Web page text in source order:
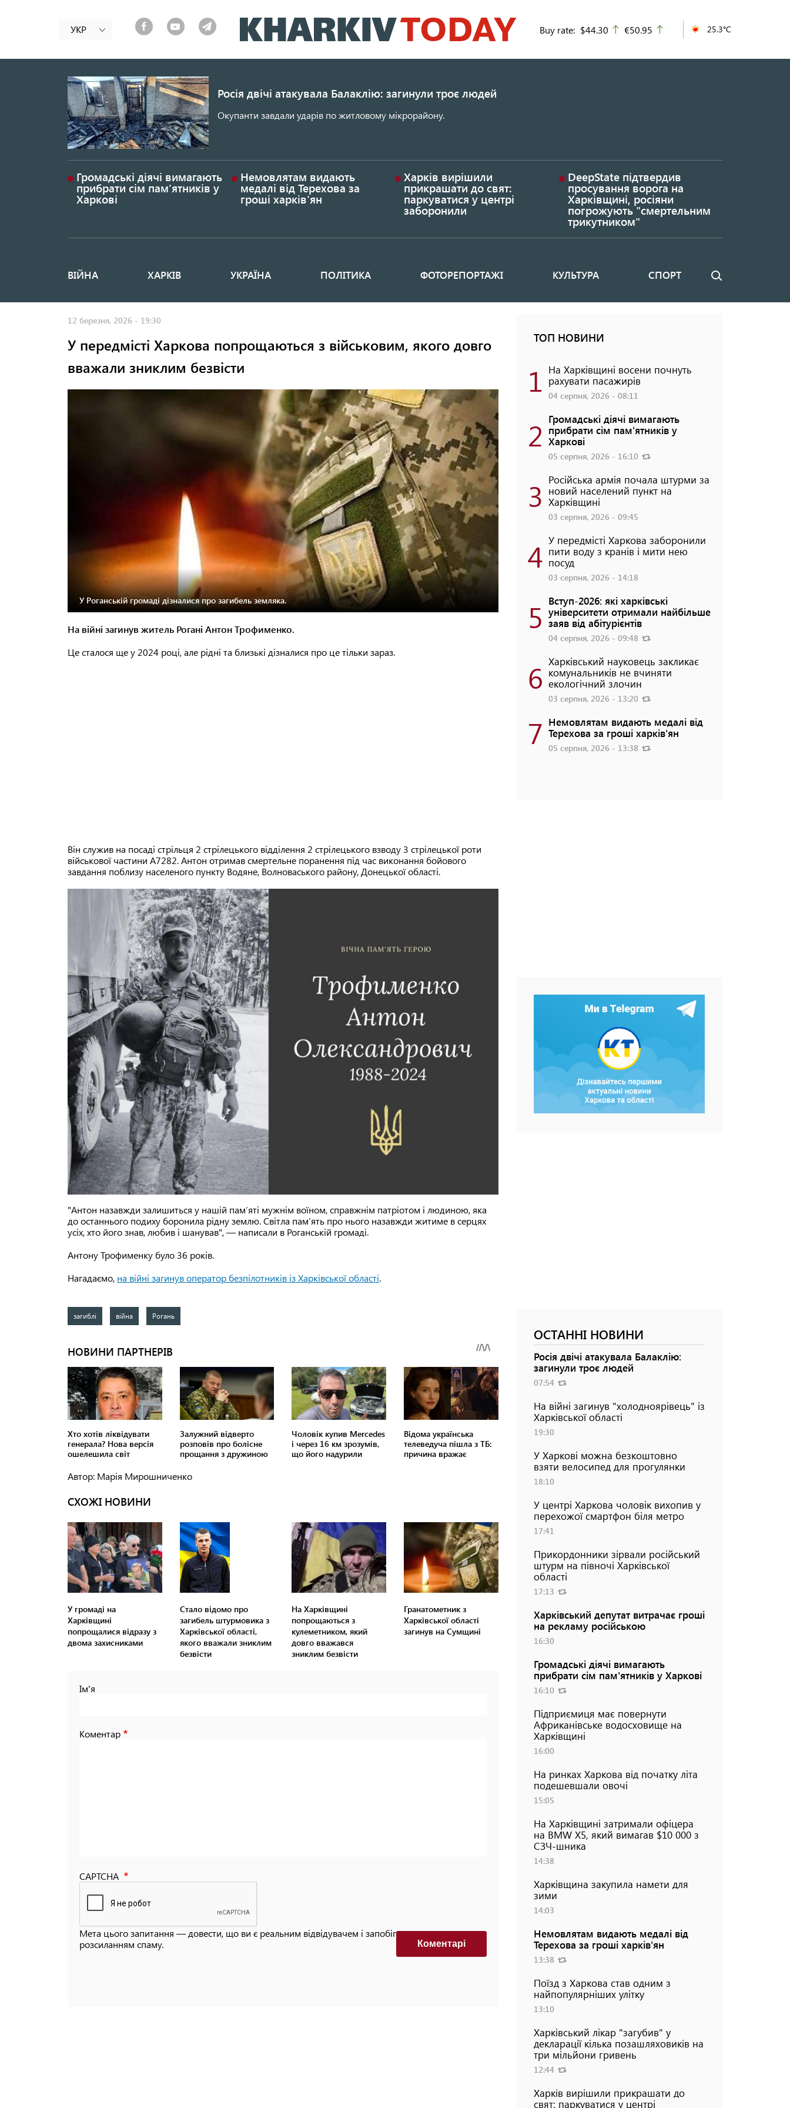
до
основного
УКР Buy rate: $44.30 up
€50.95 25.3°C
Росія двічі атакувала Балаклію: загинули троє людей
Окупанти завдали ударів по житловому мікрорайону.
Громадські діячі вимагають
прибрати сім пам'ятників у
Харкові
Немовлятам видають
медалі від Терехова за
гроші харків'ян
Харків вирішили
прикрашати до свят:
паркуватися у центрі
заборонили
DeepState підтвердив
просування ворога на
Харківщині, росіяни
погрожують "смертельним
трикутником"
Основная
ВІЙНА ХАРКІВ УКРАЇНА ПОЛІТИКА ФОТОРЕПОРТАЖІ КУЛЬТУРА СПОРТ Пошук
12 березня, 2026 - 19:30
У передмісті Харкова попрощаються з військовим, якого довго
вважали зниклим безвісти
У Роганській громаді дізналися про загибель земляка.
На війні загинув житель Рогані Антон Трофименко.
Це сталося ще у 2024 році, але рідні та близькі дізналися про це тільки зараз.
Він служив на посаді стрільця 2 стрілецького відділення 2 стрілецького взводу 3 стрілецької роти
військової частини А7282. Антон отримав смертельне поранення під час виконання бойового
завдання поблизу населеного пункту Водяне, Волноваського району, Донецької області.
"Антон назавжди залишиться у нашій пам’яті мужнім воїном, справжнім патріотом і людиною, яка
до останнього подиху боронила рідну землю. Світла пам’ять про нього назавжди житиме в серцях
усіх, хто його знав, любив і шанував", — написали в Роганській громаді.
Антону Трофименку було 36 років.
Нагадаємо, на війні загинув оператор безпілотників із Харківської області.
загиблі війна Рогань
Автор: Марія Мирошниченко
СХОЖІ НОВИНИ
У громаді на
Харківщині
попрощалися відразу з
двома захисниками
Стало відомо про
загибель штурмовика з
Харківської області,
якого вважали зниклим
безвісти
На Харківщині
попрощаються з
кулеметником, який
довго вважався
зниклим безвісти
Гранатометник з
Харківської області
загинув на Сумщині
Ім'я
Коментар
CAPTCHA
Мета цього запитання — довести, що ви є реальним відвідувачем і запобігти автоматизованим
розсиланням спаму.
Коментарi
ТОП НОВИНИ
1 На Харківщині восени почнуть
рахувати пасажирів
04 серпня, 2026 - 08:11
2 Громадські діячі вимагають
прибрати сім пам'ятників у
Харкові
05 серпня, 2026 - 16:10
3 Російська армія почала штурми за
новий населений пункт на
Харківщині
03 серпня, 2026 - 09:45
4 У передмісті Харкова заборонили
пити воду з кранів і мити нею
посуд
03 серпня, 2026 - 14:18
5 Вступ-2026: які харківські
університети отримали найбільше
заяв від абітурієнтів
04 серпня, 2026 - 09:48
6 Харківський науковець закликає
комунальників не вчиняти
екологічний злочин
03 серпня, 2026 - 13:20
7 Немовлятам видають медалі від
Терехова за гроші харків'ян
05 серпня, 2026 - 13:38
ОСТАННІ НОВИНИ
Росія двічі атакувала Балаклію:
загинули троє людей
07:54
На війні загинув "холодноярівець" із
Харківської області
19:30
У Харкові можна безкоштовно
взяти велосипед для прогулянки
18:10
У центрі Харкова чоловік вихопив у
перехожої смартфон біля метро
17:41
Прикордонники зірвали російський
штурм на півночі Харківської
області
17:13
Харківський депутат витрачає гроші
на рекламу російською
16:30
Громадські діячі вимагають
прибрати сім пам'ятників у Харкові
16:10
Підприємиця має повернути
Африканівське водосховище на
Харківщині
16:00
На ринках Харкова від початку літа
подешевшали овочі
15:05
На Харківщині затримали офіцера
на BMW Х5, який вимагав $10 000 з
СЗЧ-шника
14:38
Харківщина закупила намети для
зими
14:03
Немовлятам видають медалі від
Терехова за гроші харків'ян
13:38
Поїзд з Харкова став одним з
найпопулярніших улітку
13:10
Харківський лікар "загубив" у
декларації кілька позашляховиків на
три мільйони гривень
12:44
Харків вирішили прикрашати до
свят: паркуватися у центрі